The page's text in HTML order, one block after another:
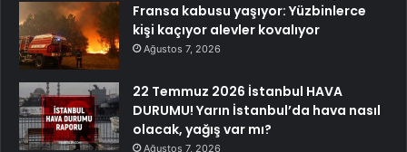
Fransa kabusu yaşıyor: Yüzbinlerce
kişi kaçıyor alevler kovalıyor
Ağustos 7, 2026
22 Temmuz 2026 İstanbul HAVA
DURUMU! Yarın İstanbul’da hava nasıl
olacak, yağış var mı?
Ağustos 7, 2026